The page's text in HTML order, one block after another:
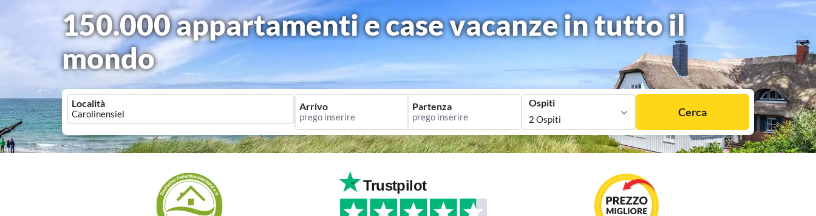
150.000 appartamenti e case vacanze in tutto il
mondo
Località Arrivo Partenza Ospiti
2 Ospiti
Cerca